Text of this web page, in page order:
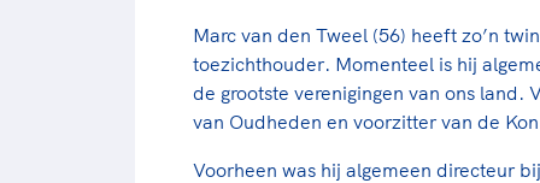
Marc van den Tweel (56) heeft zo’n
toezichthouder. Momenteel is hij
de grootste verenigingen van ons land.
van Oudheden en voorzitter van de
Voorheen was hij algemeen directeur